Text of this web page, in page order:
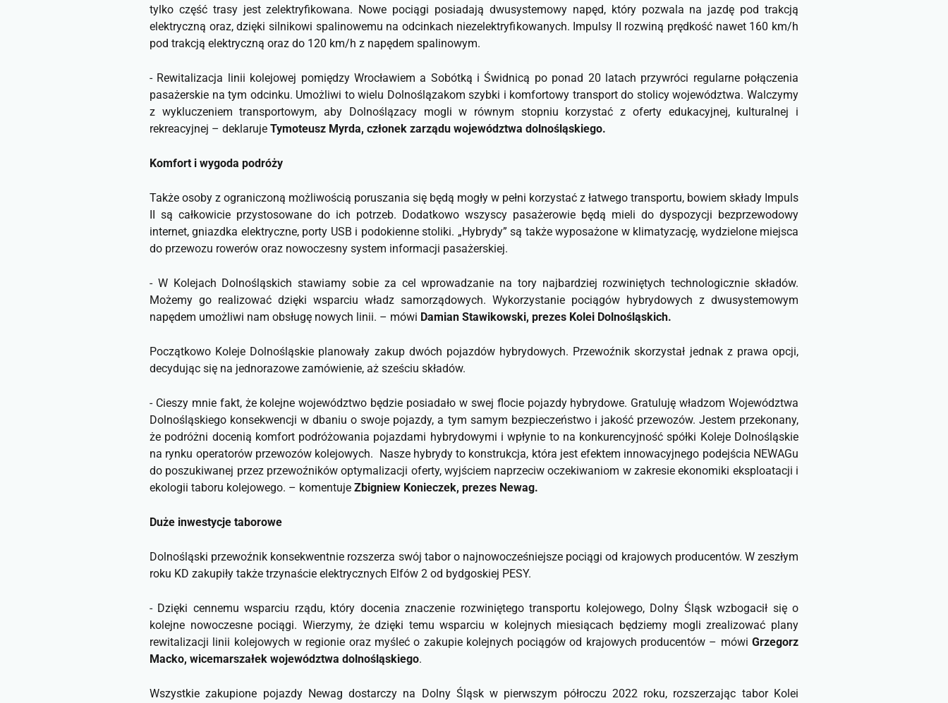
tylko część trasy jest zelektryfikowana. Nowe pociągi posiadają dwusystemowy napęd, który pozwala na jazdę pod trakcją
elektryczną oraz, dzięki silnikowi spalinowemu na odcinkach niezelektryfikowanych. Impulsy II rozwiną prędkość nawet 160 km/h
pod trakcją elektryczną oraz do 120 km/h z napędem spalinowym.
- Rewitalizacja linii kolejowej pomiędzy Wrocławiem a Sobótką i Świdnicą po ponad 20 latach przywróci regularne połączenia
pasażerskie na tym odcinku. Umożliwi to wielu Dolnoślązakom szybki i komfortowy transport do stolicy województwa. Walczymy
z wykluczeniem transportowym, aby Dolnoślązacy mogli w równym stopniu korzystać z oferty edukacyjnej, kulturalnej i
rekreacyjnej – deklaruje Tymoteusz Myrda, członek zarządu województwa dolnośląskiego.
Komfort i wygoda podróży
Także osoby z ograniczoną możliwością poruszania się będą mogły w pełni korzystać z łatwego transportu, bowiem składy Impuls
II są całkowicie przystosowane do ich potrzeb. Dodatkowo wszyscy pasażerowie będą mieli do dyspozycji bezprzewodowy
internet, gniazdka elektryczne, porty USB i podokienne stoliki. „Hybrydy” są także wyposażone w klimatyzację, wydzielone miejsca
do przewozu rowerów oraz nowoczesny system informacji pasażerskiej.
- W Kolejach Dolnośląskich stawiamy sobie za cel wprowadzanie na tory najbardziej rozwiniętych technologicznie składów.
Możemy go realizować dzięki wsparciu władz samorządowych. Wykorzystanie pociągów hybrydowych z dwusystemowym
napędem umożliwi nam obsługę nowych linii. – mówi Damian Stawikowski, prezes Kolei Dolnośląskich.
Początkowo Koleje Dolnośląskie planowały zakup dwóch pojazdów hybrydowych. Przewoźnik skorzystał jednak z prawa opcji,
decydując się na jednorazowe zamówienie, aż sześciu składów.
- Cieszy mnie fakt, że kolejne województwo będzie posiadało w swej flocie pojazdy hybrydowe. Gratuluję władzom Województwa
Dolnośląskiego konsekwencji w dbaniu o swoje pojazdy, a tym samym bezpieczeństwo i jakość przewozów. Jestem przekonany,
że podróżni docenią komfort podróżowania pojazdami hybrydowymi i wpłynie to na konkurencyjność spółki Koleje Dolnośląskie
na rynku operatorów przewozów kolejowych. Nasze hybrydy to konstrukcja, która jest efektem innowacyjnego podejścia NEWAGu
do poszukiwanej przez przewoźników optymalizacji oferty, wyjściem naprzeciw oczekiwaniom w zakresie ekonomiki eksploatacji i
ekologii taboru kolejowego. – komentuje Zbigniew Konieczek, prezes Newag.
Duże inwestycje taborowe
Dolnośląski przewoźnik konsekwentnie rozszerza swój tabor o najnowocześniejsze pociągi od krajowych producentów. W zeszłym
roku KD zakupiły także trzynaście elektrycznych Elfów 2 od bydgoskiej PESY.
- Dzięki cennemu wsparciu rządu, który docenia znaczenie rozwiniętego transportu kolejowego, Dolny Śląsk wzbogacił się o
kolejne nowoczesne pociągi. Wierzymy, że dzięki temu wsparciu w kolejnych miesiącach będziemy mogli zrealizować plany
rewitalizacji linii kolejowych w regionie oraz myśleć o zakupie kolejnych pociągów od krajowych producentów – mówi Grzegorz
Macko, wicemarszałek województwa dolnośląskiego.
Wszystkie zakupione pojazdy Newag dostarczy na Dolny Śląsk w pierwszym półroczu 2022 roku, rozszerzając tabor Kolei